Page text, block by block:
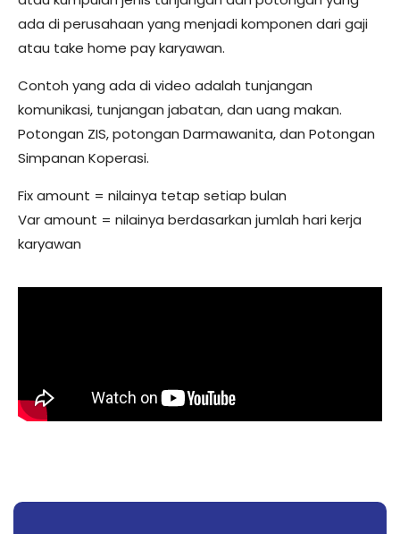
Setup Compensation and Benefit
Input Master Insentif/Penalty
Input Master Allowance & Deduction
Input Master Claim
Input Employee Salary, Allowance, Deduction
Setup Social Security
Input Master Social Security Program
Input Master Holiday
ada di perusahaan yang menjadi komponen dari gaji
atau take home pay karyawan.
Contoh yang ada di video adalah tunjangan
komunikasi, tunjangan jabatan, dan uang makan.
Potongan ZIS, potongan Darmawanita, dan Potongan
Simpanan Koperasi.
Fix amount = nilainya tetap setiap bulan
Var amount = nilainya berdasarkan jumlah hari kerja
karyawan